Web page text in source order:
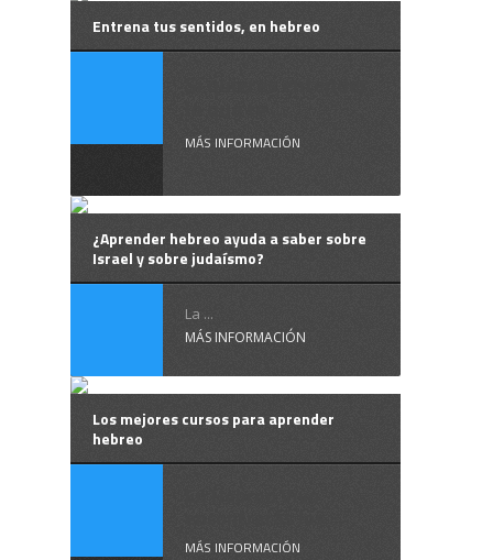
Entrena tus sentidos, en hebreo
MÁS INFORMACIÓN
¿Aprender hebreo ayuda a saber sobre
Israel y sobre judaísmo?
La ...
MÁS INFORMACIÓN
Los mejores cursos para aprender
hebreo
MÁS INFORMACIÓN